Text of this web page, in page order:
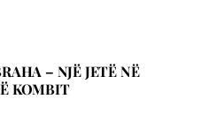
– NJЁ JETЁ NЁ
KOMBIT